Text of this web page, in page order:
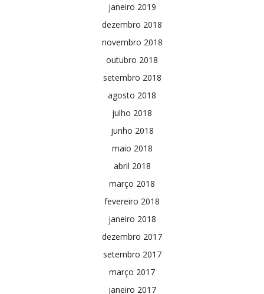
janeiro 2019
dezembro 2018
novembro 2018
outubro 2018
setembro 2018
agosto 2018
julho 2018
junho 2018
maio 2018
abril 2018
março 2018
fevereiro 2018
janeiro 2018
dezembro 2017
setembro 2017
março 2017
janeiro 2017